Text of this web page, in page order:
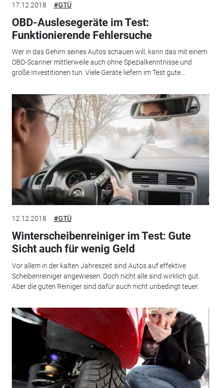
17.12.2018 #GTÜ
OBD-Auslesegeräte im Test:
Funktionierende Fehlersuche
Wer in das Gehirn seines Autos schauen will, kann das mit einem
OBD-Scanner mittlerweile auch ohne Spezialkenntnisse und
große Investitionen tun. Viele Geräte liefern im Test gute...
12.12.2018 #GTÜ
Winterscheibenreiniger im Test: Gute
Sicht auch für wenig Geld
Vor allem in der kalten Jahreszeit sind Autos auf effektive
Scheibenreiniger angewiesen. Doch nicht alle sind wirklich gut.
Aber die guten Reiniger sind dafür auch nicht unbedingt teuer.